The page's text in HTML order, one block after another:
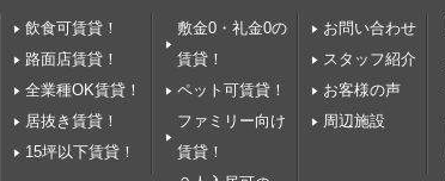
飲食可賃貸！
路面店賃貸！
全業種OK賃貸！
居抜き賃貸！
15坪以下賃貸！
敷金0・礼金0の
賃貸！
ペット可賃貸！
ファミリー向け
賃貸！
お問い合わせ
スタッフ紹介
お客様の声
周辺施設